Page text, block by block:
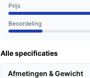
Prijs
Beoordeling
Alle specificaties
Afmetingen & Gewicht